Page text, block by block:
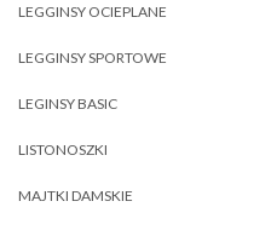
LEGGINSY OCIEPLANE
LEGGINSY SPORTOWE
LEGINSY BASIC
LISTONOSZKI
MAJTKI DAMSKIE